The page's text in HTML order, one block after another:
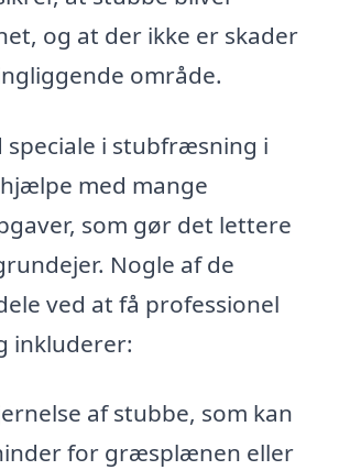
og at der ikke er skader
område.
speciale i stubfræsning i
med mange
som gør det lettere
Nogle af de
ved at få professionel
inkluderer:
af stubbe, som kan
for græsplænen eller